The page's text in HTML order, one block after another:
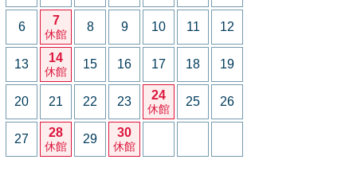
6 7
休館
8 9 10 11 12
13 14
休館
15 16 17 18 19
20 21 22 23 24
休館
25 26
27 28
休館
29 30
休館